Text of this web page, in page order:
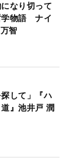
なり切って
学物語 ナイ
智
探して」『ハ
』池井戸 潤